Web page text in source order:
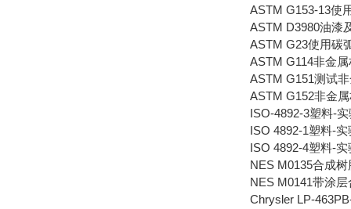
ASTM G153-13使
ASTM D3980油漆
ASTM G23使用碳
ASTM G114非金
ASTM G151测试
ASTM G152非金
ISO-4892-3塑料-
ISO 4892-1塑料-
ISO 4892-4塑料-
NES M0135合成
NES M0141带涂
Chrysler LP-